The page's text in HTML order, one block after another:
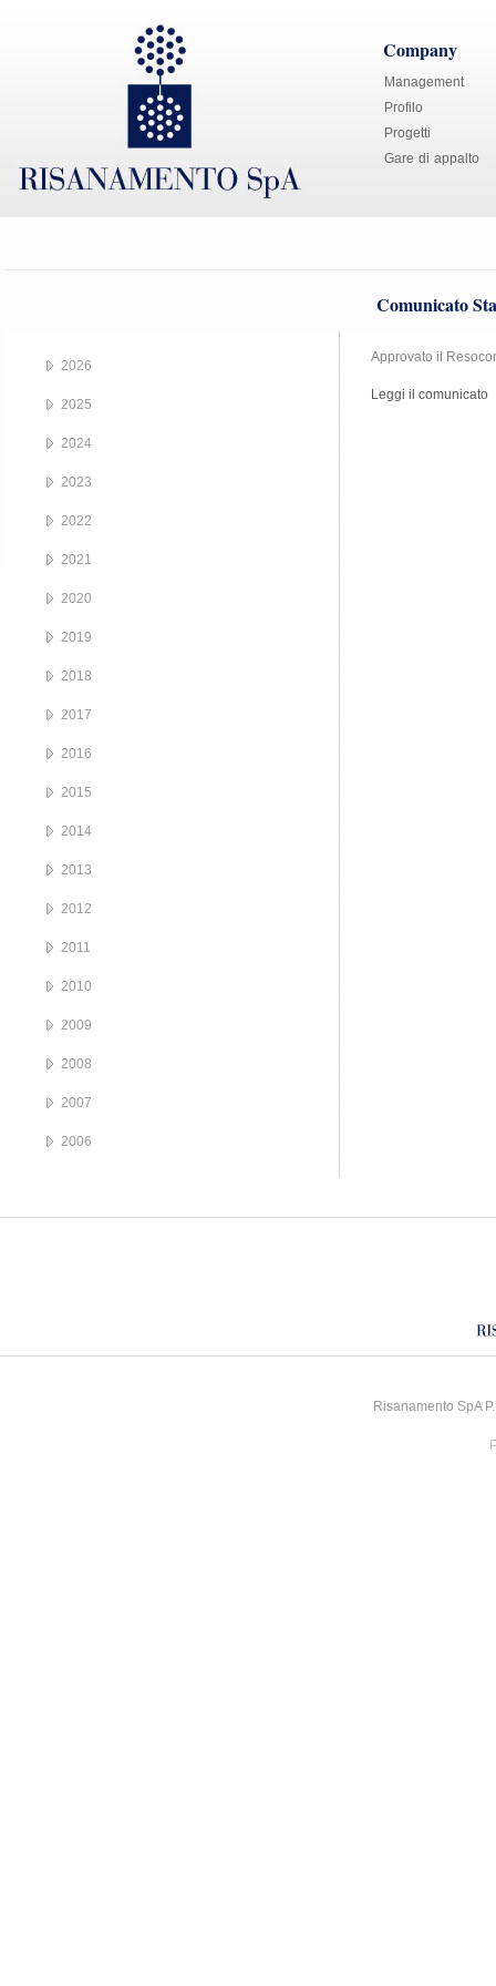
Company
Management
Profilo
Progetti
Gare di appalto
Comunicato
Approvato il
Leggi il comunicato
2026
2025
2024
2023
2022
2021
2020
2019
2018
2017
2016
2015
2014
2013
2012
2011
2010
2009
2008
2007
2006
Risanamento SpA